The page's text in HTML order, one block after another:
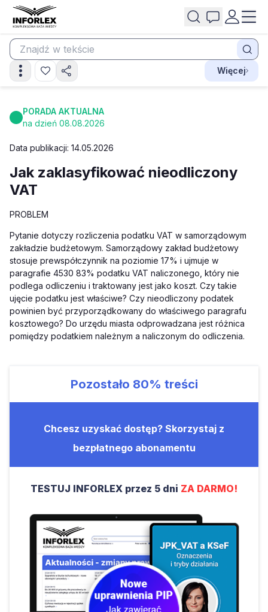
Więcej
PORADA AKTUALNA
na dzień 08.08.2026
Data publikacji: 14.05.2026
Jak zaklasyfikować nieodliczony
VAT
PROBLEM
Pytanie dotyczy rozliczenia podatku VAT w samorządowym
zakładzie budżetowym. Samorządowy zakład budżetowy
stosuje prewspółczynnik na poziomie 17% i ujmuje w
paragrafie 4530 83% podatku VAT naliczonego, który nie
podlega odliczeniu i traktowany jest jako koszt. Czy takie
ujęcie podatku jest właściwe? Czy nieodliczony podatek
powinien być przyporządkowany do właściwego paragrafu
kosztowego? Do urzędu miasta odprowadzana jest różnica
pomiędzy podatkiem należnym a naliczonym do odliczenia.
Pozostało 80% treści
Chcesz uzyskać dostęp? Skorzystaj z
bezpłatnego abonamentu
TESTUJ INFORLEX przez 5 dni ZA DARMO!